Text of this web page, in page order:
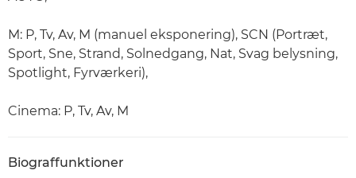
M: P, Tv, Av, M (manuel eksponering), SCN (Portræt,
Sport, Sne, Strand, Solnedgang, Nat, Svag belysning,
Spotlight, Fyrværkeri),
Cinema: P, Tv, Av, M
Biograffunktioner